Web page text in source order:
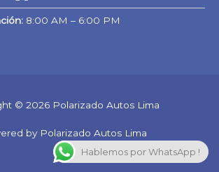
8:00 AM – 6:00 PM
© 2026 Polarizado Autos Lima
by Polarizado Autos Lima
Hablemos por WhatsApp !